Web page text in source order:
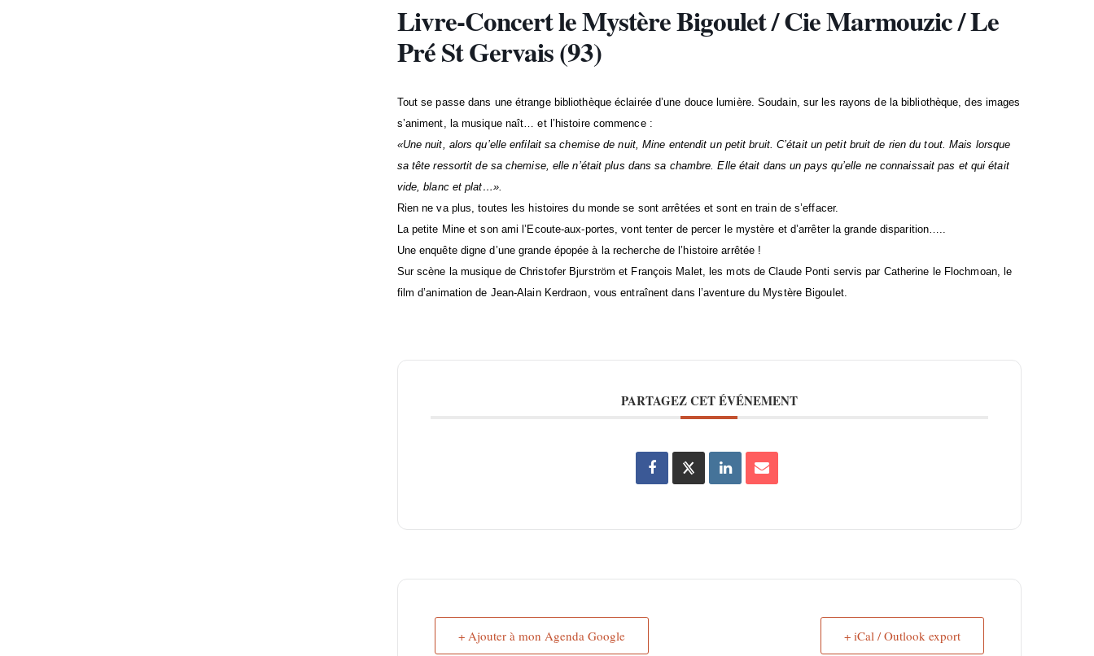
Livre-Concert le Mystère Bigoulet / Cie Marmouzic / Le
Pré St Gervais (93)
Tout se passe dans une étrange bibliothèque éclairée d’une douce lumière. Soudain, sur les rayons de la bibliothèque, des images
s’animent, la musique naît… et l’histoire commence :
«Une nuit, alors qu’elle enfilait sa chemise de nuit, Mine entendit un petit bruit. C’était un petit bruit de rien du tout. Mais lorsque
sa tête ressortit de sa chemise, elle n’était plus dans sa chambre. Elle était dans un pays qu’elle ne connaissait pas et qui était
vide, blanc et plat…».
Rien ne va plus, toutes les histoires du monde se sont arrêtées et sont en train de s’effacer.
La petite Mine et son ami l’Ecoute-aux-portes, vont tenter de percer le mystère et d’arrêter la grande disparition…..
Une enquête digne d’une grande épopée à la recherche de l’histoire arrêtée !
Sur scène la musique de Christofer Bjurström et François Malet, les mots de Claude Ponti servis par Catherine le Flochmoan, le
film d’animation de Jean-Alain Kerdraon, vous entraînent dans l’aventure du Mystère Bigoulet.
PARTAGEZ CET ÉVÉNEMENT
+ Ajouter à mon Agenda Google + iCal / Outlook export